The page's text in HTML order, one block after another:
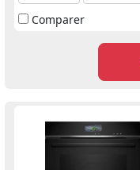
Comparer